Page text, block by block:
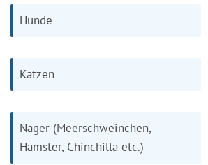
Hunde
Katzen
Nager (Meerschweinchen,
Hamster, Chinchilla etc.)